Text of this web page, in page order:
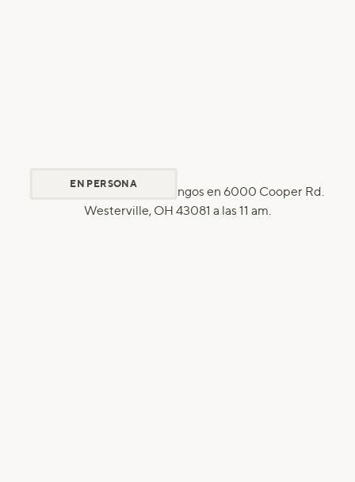
EN PERSONA
Únete a nosotros los domingos en 6000 Cooper Rd.
Westerville, OH 43081 a las 11 am.